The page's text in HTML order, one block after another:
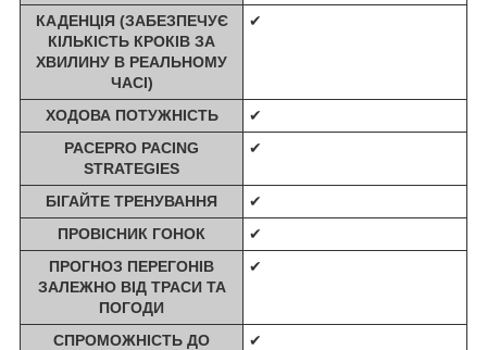
КАДЕНЦІЯ (ЗАБЕЗПЕЧУЄ
КІЛЬКІСТЬ КРОКІВ ЗА
ХВИЛИНУ В РЕАЛЬНОМУ
ЧАСІ)
✔
ХОДОВА ПОТУЖНІСТЬ
✔
PACEPRO PACING
STRATEGIES
✔
БІГАЙТЕ ТРЕНУВАННЯ
✔
ПРОВІСНИК ГОНОК
✔
ПРОГНОЗ ПЕРЕГОНІВ
ЗАЛЕЖНО ВІД ТРАСИ ТА
ПОГОДИ
✔
СПРОМОЖНІСТЬ ДО
✔